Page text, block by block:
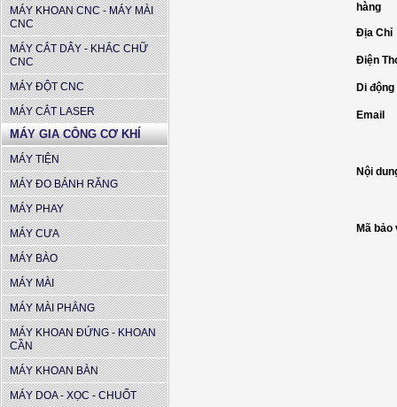
MÁY KHOAN CNC - MÁY MÀI
CNC
MÁY CẮT DÂY - KHẮC CHỮ
CNC
MÁY ĐỘT CNC
MÁY CẮT LASER
MÁY GIA CÔNG CƠ KHÍ
MÁY TIỆN
MÁY ĐO BÁNH RĂNG
MÁY PHAY
MÁY CƯA
MÁY BÀO
MÁY MÀI
MÁY MÀI PHẲNG
MÁY KHOAN ĐỨNG - KHOAN
CẦN
MÁY KHOAN BÀN
MÁY DOA - XỌC - CHUỐT
hàng
Địa Chỉ
Điện
Di động
Email
Nội
Mã bảo